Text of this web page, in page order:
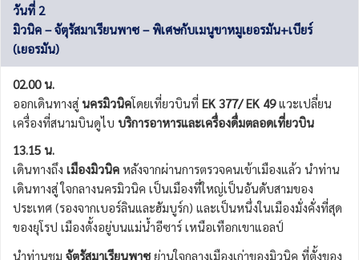
วันที่ 2
มิวนิค – จัตุรัสมาเรียนพาซ – พิเศษกับเมนูขาหมูเยอรมัน+เบียร์
(เยอรมัน)
02.00 น.
ออกเดินทางสู่ นครมิวนิคโดยเที่ยวบินที่ EK 377/ EK 49แวะเปลี่ยน
เครื่องที่สนามบินดูไบ บริการอาหารและเครื่องดื่มตลอดเที่ยวบิน
13.15 น.
เดินทางถึง เมืองมิวนิค หลังจากผ่านการตรวจคนเข้าเมืองแล้ว นำท่าน
เดินทางสู่ ใจกลางนครมิวนิค เป็นเมืองที่ใหญ่เป็นอันดับสามของ
ประเทศ (รองจากเบอร์ลินและฮัมบูร์ก) และเป็นหนึ่งในเมืองมั่งคั่งที่สุด
ของยุโรป เมืองตั้งอยู่บนแม่น้ำอีซาร์ เหนือเทือกเขาแอลป์
นำท่านชม จัตุรัสมาเรียนพาซ ย่านใจกลางเมืองเก่าของมิวนิค ที่ตั้งของ